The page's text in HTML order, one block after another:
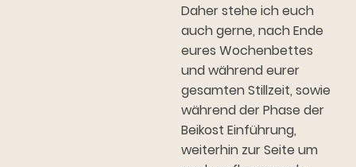
Daher stehe ich euch
auch gerne, nach Ende
eures Wochenbettes
und während eurer
gesamten Stillzeit, sowie
während der Phase der
Beikost Einführung,
weiterhin zur Seite um